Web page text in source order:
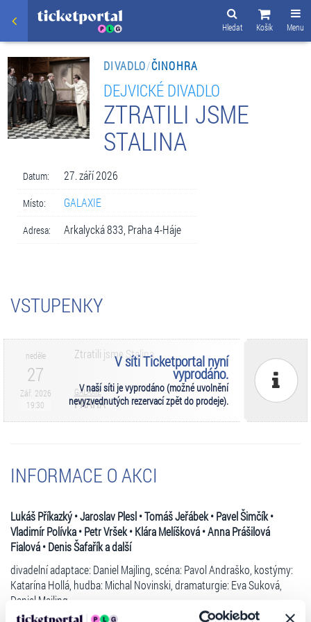
Menu
Košík
Hledat
DIVADLO/ČINOHRA
DEJVICKÉ DIVADLO
ZTRATILI JSME
STALINA
Datum: 27. září 2026
Místo: GALAXIE
Adresa: Arkalycká 833, Praha 4-Háje
VSTUPENKY
neděle
27
Zář. 2026
19:30
V síti Ticketportal nyní
vyprodáno.
V naší síti je vyprodáno (možné uvolnění
nevyzvednutých rezervací zpět do prodeje).
Ztratili jsme Stalina
GALAXIE
PRAHA
INFORMACE O AKCI
Lukáš Příkazký • Jaroslav Plesl • Tomáš Jeřábek • Pavel Šimčík •
Vladimír Polívka • Petr Vršek • Klára Melíšková • Anna Prášilová
Fialová • Denis Šafařík a další
divadelní adaptace: Daniel Majling, scéna: Pavol Andraško, kostýmy:
Katarína Hollá, hudba: Michal Novinski, dramaturgie: Eva Suková,
Daniel Majling